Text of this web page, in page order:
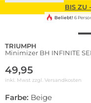
BIS ZU
Beliebt! 6
TRIUMPH
Minimizer BH INFINITE
49,95
inkl. Mwst zzgl. Versandkosten
Farbe: Beige